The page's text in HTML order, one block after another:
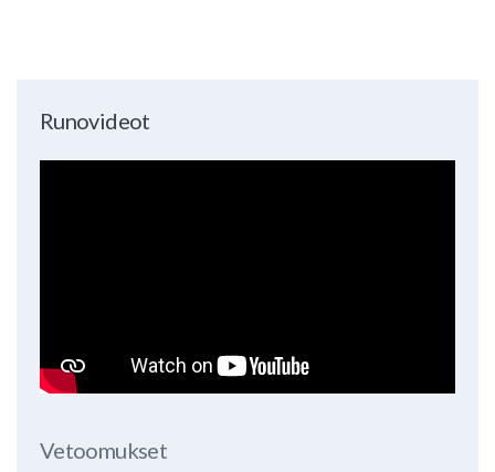
Runovideot
Vetoomukset